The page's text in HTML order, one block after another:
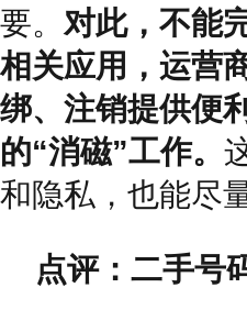
要。 对此，不能
相关应用，运营
绑、注销提供便
的“消磁”工作。
和隐私，也能尽
点评：二手号